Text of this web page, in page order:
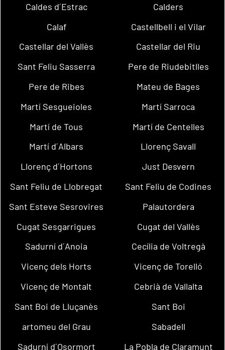
Caldes d´Estrac
Calders
Calaf
Castellbell i el Vilar
Castellar del Vallès
Castellar del Riu
Sant Feliu Sasserra
Pere de Riudebitlles
Pere de Ribes
Mateu de Bages
Martí Sesgueioles
Martí Sarroca
Martí de Tous
Martí de Centelles
Martí d´Albars
Llorenç Savall
Llorenç d´Hortons
Just Desvern
Sant Feliu de Llobregat
Sant Feliu de Codines
Sant Esteve Sesrovires
Palautordera
Cugat Sesgarrigues
Cugat del Vallès
Sadurní d´Anoia
Cecília de Voltregà
Vicenç dels Horts
Vicenç de Torelló
Vicenç de Montalt
Cebrià de Vallalta
Sant Boi de Lluçanès
Sant Boi
artomeu del Grau
Sabadell
Sadurní d´Osormort
La Pobla de Claramunt